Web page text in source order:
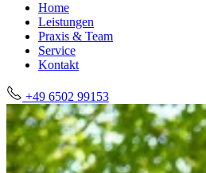
Home
Leistungen
Praxis & Team
Service
Kontakt
+49 6502 99153